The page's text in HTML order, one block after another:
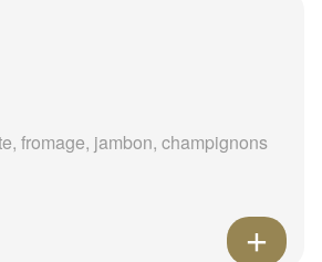
fromage, jambon, champignons